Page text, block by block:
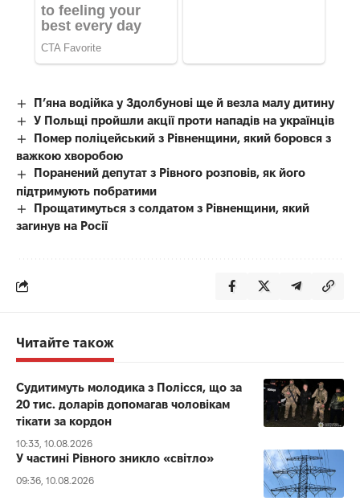
П’яна водійка у Здолбунові ще й везла малу дитину
У Польщі пройшли акції проти нападів на українців
Помер поліцейський з Рівненщини, який боровся з
важкою хворобою
Поранений депутат з Рівного розповів, як його
підтримують побратими
Прощатимуться з солдатом з Рівненщини, який
загинув на Росії
Читайте також
Судитимуть молодика з Полісся, що за
20 тис. доларів допомагав чоловікам
тікати за кордон
10:33, 10.08.2026
У частині Рівного зникло «світло»
09:36, 10.08.2026